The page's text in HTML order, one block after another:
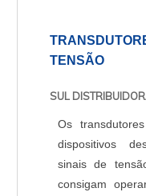
TENSÃO
SUL
Os
dispositivos
sinais de
consigam